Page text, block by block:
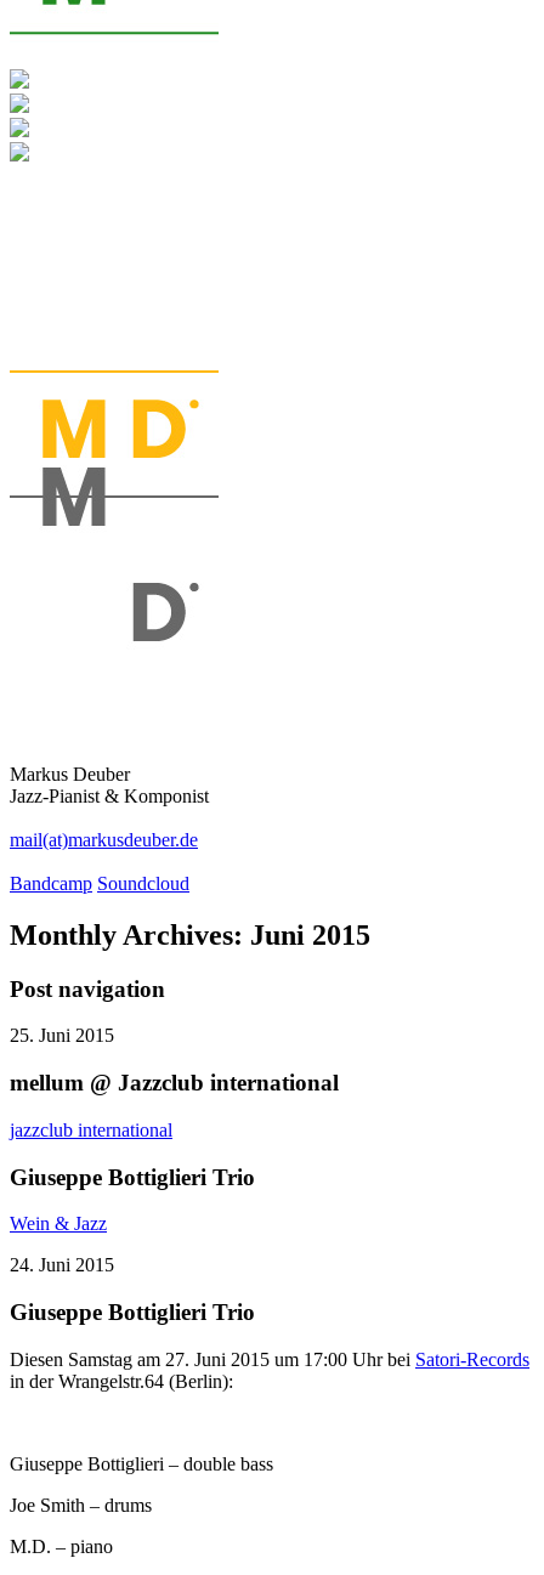
Markus Deuber
Jazz-Pianist & Komponist
mail(at)markusdeuber.de
Bandcamp Soundcloud
Monthly Archives: Juni 2015
Post navigation
25. Juni 2015
mellum @ Jazzclub international
jazzclub international
Giuseppe Bottiglieri Trio
Wein & Jazz
24. Juni 2015
Giuseppe Bottiglieri Trio
Diesen Samstag am 27. Juni 2015 um 17:00 Uhr bei Satori-Records
in der Wrangelstr.64 (Berlin):
Giuseppe Bottiglieri – double bass
Joe Smith – drums
M.D. – piano